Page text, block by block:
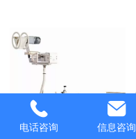
YC-02/18K 自动剪
带拉橡筋机
电话咨询 信息咨询